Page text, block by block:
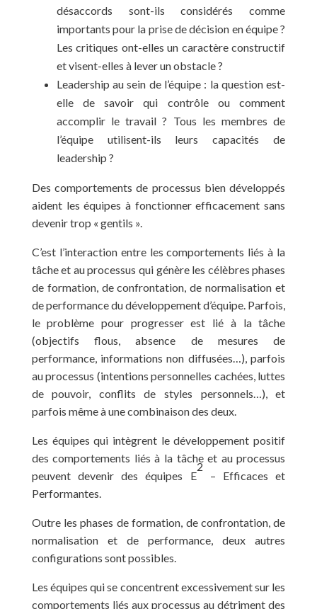
désaccords sont-ils considérés comme
importants pour la prise de décision en équipe ?
Les critiques ont-elles un caractère constructif
et visent-elles à lever un obstacle ?
Leadership au sein de l’équipe : la question est-
elle de savoir qui contrôle ou comment
accomplir le travail ? Tous les membres de
l’équipe utilisent-ils leurs capacités de
leadership ?
Des comportements de processus bien développés
aident les équipes à fonctionner efficacement sans
devenir trop « gentils ».
C’est l’interaction entre les comportements liés à la
tâche et au processus qui génère les célèbres phases
de formation, de confrontation, de normalisation et
de performance du développement d’équipe. Parfois,
le problème pour progresser est lié à la tâche
(objectifs flous, absence de mesures de
performance, informations non diffusées…), parfois
au processus (intentions personnelles cachées, luttes
de pouvoir, conflits de styles personnels…), et
parfois même à une combinaison des deux.
Les équipes qui intègrent le développement positif
des comportements liés à la tâche et au processus
peuvent devenir des équipes E
2
– Efficaces et
Performantes.
Outre les phases de formation, de confrontation, de
normalisation et de performance, deux autres
configurations sont possibles.
Les équipes qui se concentrent excessivement sur les
comportements liés aux processus au détriment des